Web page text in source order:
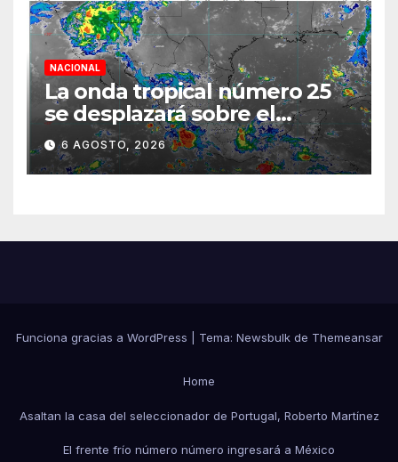
NACIONAL
La onda tropical número 25
se desplazará sobre el
sureste mexicano
6 AGOSTO, 2026
Funciona gracias a WordPress Tema: Newsbulkde Themeansar
Home
Asaltan la casa del seleccionador de Portugal, Roberto Martínez
El frente frío número número ingresará a México